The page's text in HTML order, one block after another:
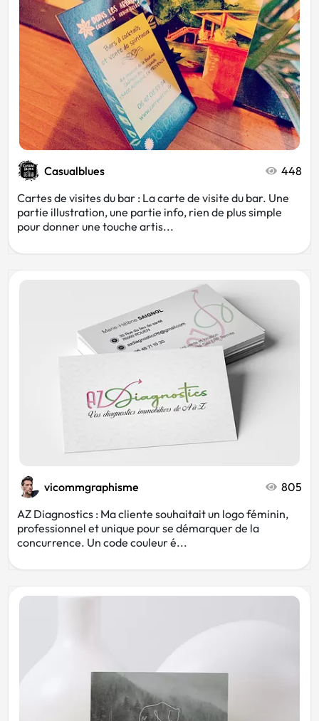
Casualblues
448
Cartes de visites du bar : La carte de visite du bar. Une
partie illustration, une partie info, rien de plus simple
pour donner une touche artis...
vicommgraphisme
805
AZ Diagnostics : Ma cliente souhaitait un logo féminin,
professionnel et unique pour se démarquer de la
concurrence. Un code couleur é...